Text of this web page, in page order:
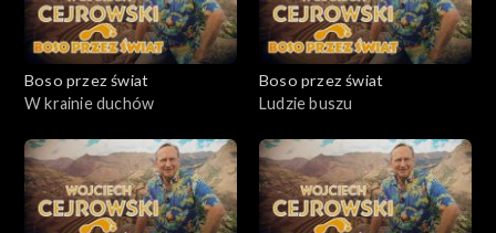
Boso przez świat
W krainie duchów
Boso przez świat
Ludzie buszu